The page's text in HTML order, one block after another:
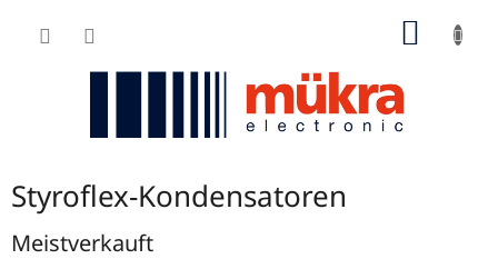
Inhalt
Styroflex-Kondensatoren
Meistverkauft